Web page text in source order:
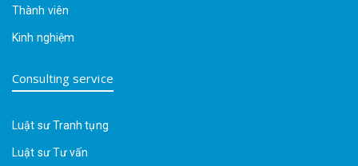
Thành viên
Kinh nghiệm
Consulting service
Luật sư Tranh tụng
Luật sư Tư vấn